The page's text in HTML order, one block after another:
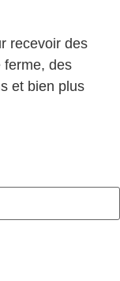
recevoir des
ferme, des
et bien plus